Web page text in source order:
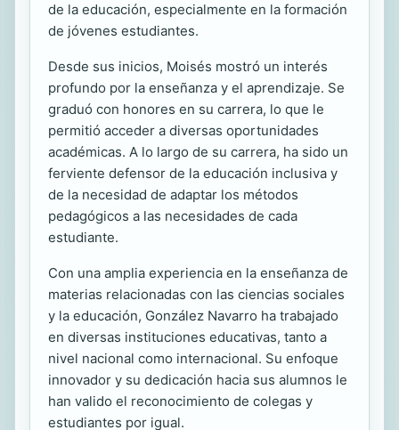
de la educación, especialmente en la formación
de jóvenes estudiantes.
Desde sus inicios, Moisés mostró un interés
profundo por la enseñanza y el aprendizaje. Se
graduó con honores en su carrera, lo que le
permitió acceder a diversas oportunidades
académicas. A lo largo de su carrera, ha sido un
ferviente defensor de la educación inclusiva y
de la necesidad de adaptar los métodos
pedagógicos a las necesidades de cada
estudiante.
Con una amplia experiencia en la enseñanza de
materias relacionadas con las ciencias sociales
y la educación, González Navarro ha trabajado
en diversas instituciones educativas, tanto a
nivel nacional como internacional. Su enfoque
innovador y su dedicación hacia sus alumnos le
han valido el reconocimiento de colegas y
estudiantes por igual.